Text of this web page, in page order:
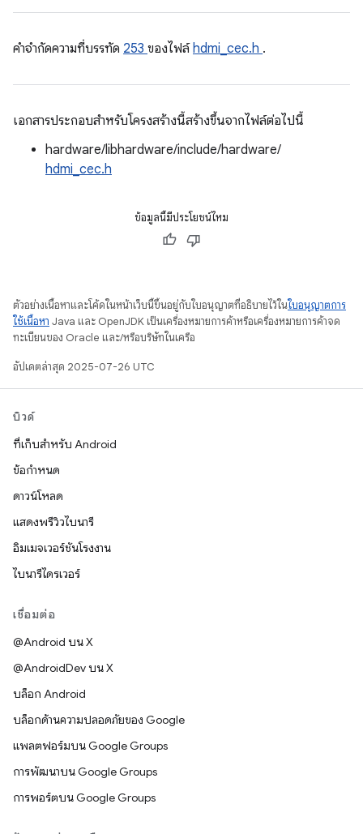
คําจํากัดความที่บรรทัด 253 ของไฟล์hdmi_cec.h .
เอกสารประกอบสำหรับโครงสร้างนี้สร้างขึ้นจากไฟล์ต่อไปนี้
hardware/libhardware/include/hardware/
hdmi_cec.h
ข้อมูลนี้มีประโยชน์ไหม
ตัวอย่างเนื้อหาและโค้ดในหน้าเว็บนี้ขึ้นอยู่กับใบอนุญาตที่อธิบายไว้ในใบอนุญาตการ
ใช้เนื้อหา Java และ OpenJDK เป็นเครื่องหมายการค้าหรือเครื่องหมายการค้าจด
ทะเบียนของ Oracle และ/หรือบริษัทในเครือ
อัปเดตล่าสุด 2025-07-26 UTC
บิวด์
ที่เก็บสำหรับ Android
ข้อกำหนด
ดาวน์โหลด
แสดงพรีวิวไบนารี
อิมเมจเวอร์ชันโรงงาน
ไบนารีไดรเวอร์
เชื่อมต่อ
@Android บน X
@AndroidDev บน X
บล็อก Android
บล็อกด้านความปลอดภัยของ Google
แพลตฟอร์มบน Google Groups
การพัฒนาบน Google Groups
การพอร์ตบน Google Groups